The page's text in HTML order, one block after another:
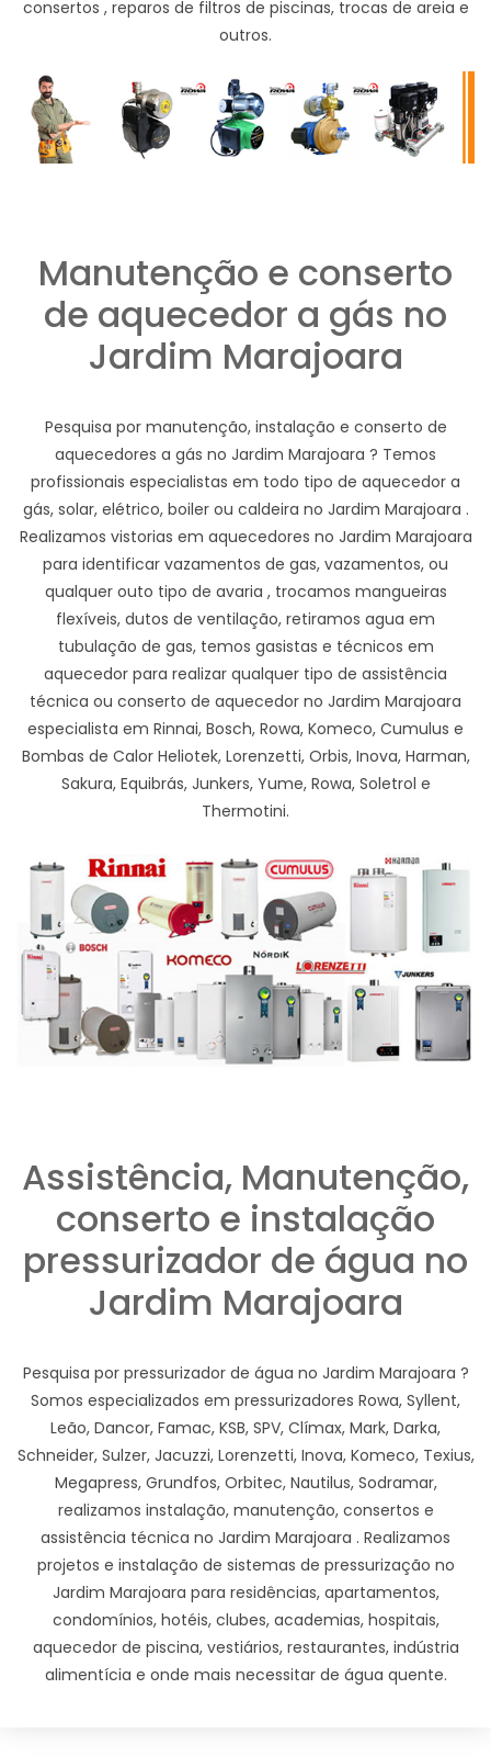
consertos , reparos de filtros de piscinas, trocas de areia e
outros.
Manutenção e conserto
de aquecedor a gás no
Jardim Marajoara
Pesquisa por manutenção, instalação e conserto de
aquecedores a gás no Jardim Marajoara ? Temos
profissionais especialistas em todo tipo de aquecedor a
gás, solar, elétrico, boiler ou caldeira no Jardim Marajoara .
Realizamos vistorias em aquecedores no Jardim Marajoara
para identificar vazamentos de gas, vazamentos, ou
qualquer outo tipo de avaria , trocamos mangueiras
flexíveis, dutos de ventilação, retiramos agua em
tubulação de gas, temos gasistas e técnicos em
aquecedor para realizar qualquer tipo de assistência
técnica ou conserto de aquecedor no Jardim Marajoara
especialista em Rinnai, Bosch, Rowa, Komeco, Cumulus e
Bombas de Calor Heliotek, Lorenzetti, Orbis, Inova, Harman,
Sakura, Equibrás, Junkers, Yume, Rowa, Soletrol e
Thermotini.
Assistência, Manutenção,
conserto e instalação
pressurizador de água no
Jardim Marajoara
Pesquisa por pressurizador de água no Jardim Marajoara ?
Somos especializados em pressurizadores Rowa, Syllent,
Leão, Dancor, Famac, KSB, SPV, Clímax, Mark, Darka,
Schneider, Sulzer, Jacuzzi, Lorenzetti, Inova, Komeco, Texius,
Megapress, Grundfos, Orbitec, Nautilus, Sodramar,
realizamos instalação, manutenção, consertos e
assistência técnica no Jardim Marajoara . Realizamos
projetos e instalação de sistemas de pressurização no
Jardim Marajoara para residências, apartamentos,
condomínios, hotéis, clubes, academias, hospitais,
aquecedor de piscina, vestiários, restaurantes, indústria
alimentícia e onde mais necessitar de água quente.